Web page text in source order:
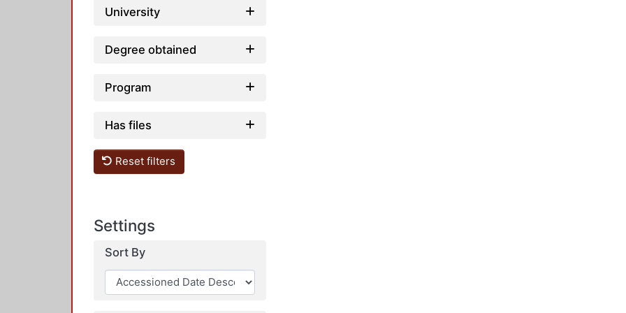
University
Degree obtained
Program
Has files
Reset filters
Settings
Sort By